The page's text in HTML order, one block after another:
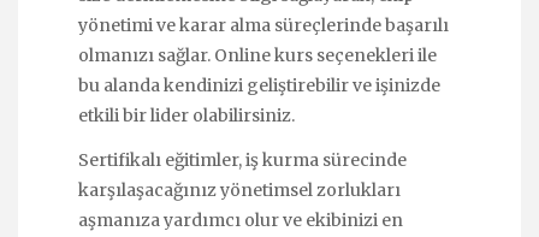
yönetimi ve karar alma süreçlerinde başarılı
olmanızı sağlar. Online kurs seçenekleri ile
bu alanda kendinizi geliştirebilir ve işinizde
etkili bir lider olabilirsiniz.
Sertifikalı eğitimler, iş kurma sürecinde
karşılaşacağınız yönetimsel zorlukları
aşmanıza yardımcı olur ve ekibinizi en